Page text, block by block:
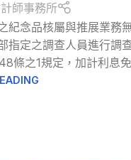
師事務所
紀念品核屬與推展業務
指定之調查人員進行調
條之1規定，加計利息